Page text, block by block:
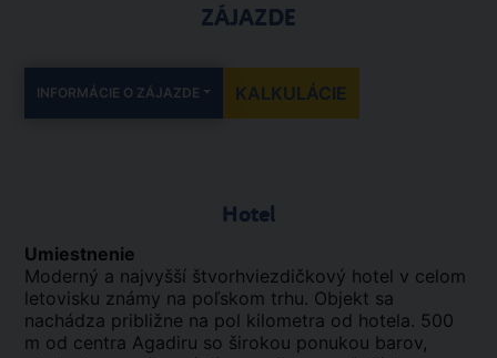
ZÁJAZDE
INFORMÁCIE O ZÁJAZDE KALKULÁCIE
Hotel
Umiestnenie
Moderný a najvyšší štvorhviezdičkový hotel v celom
letovisku známy na poľskom trhu. Objekt sa
nachádza približne na pol kilometra od hotela. 500
m od centra Agadiru so širokou ponukou barov,